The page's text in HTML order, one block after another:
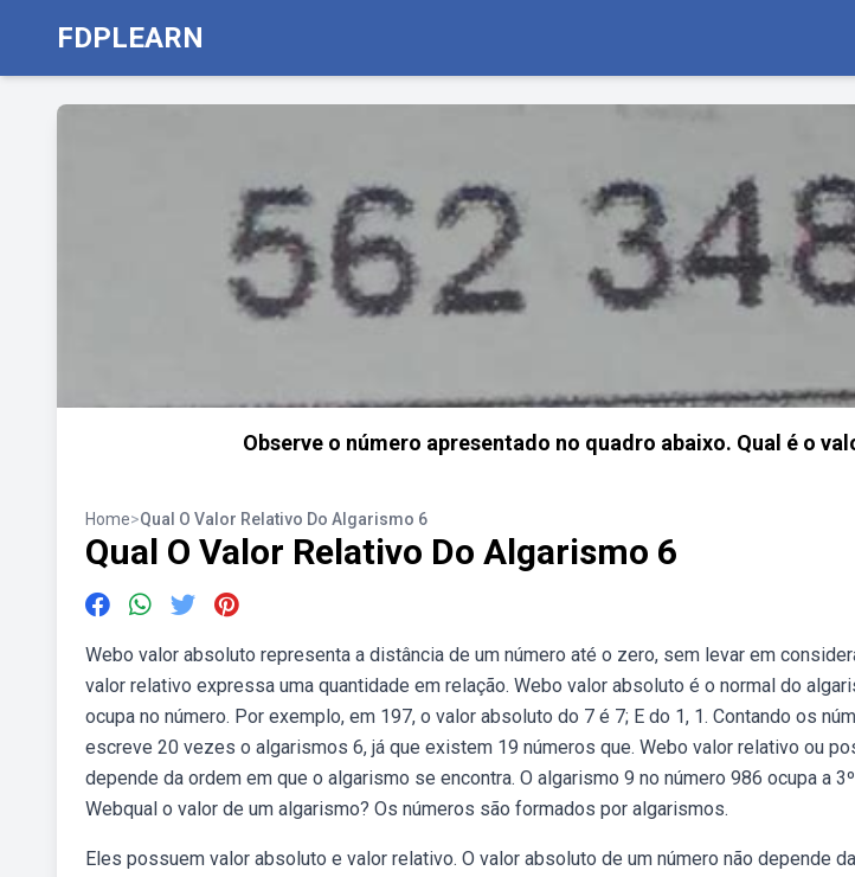
FDPLEARN
Observe o número apresentado no quadro abaixo. Qual é o
Home>Qual O Valor Relativo Do Algarismo 6
Qual O Valor Relativo Do Algarismo 6
Webo valor absoluto representa a distância de um número até o zero, sem levar em
valor relativo expressa uma quantidade em relação. Webo valor absoluto é o normal do
ocupa no número. Por exemplo, em 197, o valor absoluto do 7 é 7; E do 1, 1. Contando os
escreve 20 vezes o algarismos 6, já que existem 19 números que. Webo valor relativo ou
depende da ordem em que o algarismo se encontra. O algarismo 9 no número 986 ocupa a
Webqual o valor de um algarismo? Os números são formados por algarismos.
Eles possuem valor absoluto e valor relativo. O valor absoluto de um número não depende